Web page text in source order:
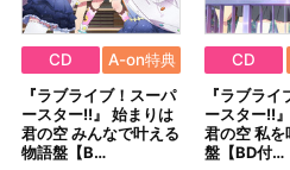
CD
A-on特典
『ラブライブ！スーパ
ースター!!』 始まりは
君の空 みんなで叶える
物語盤【B…
CD
『ラブラ
ースター!!
君の空 私
盤【BD付…